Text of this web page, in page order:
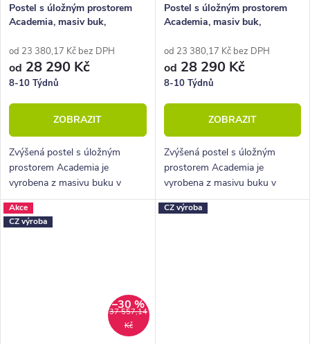
Postel s úložným prostorem
Academia, masiv buk,
od 23 380,17 Kč bez DPH
od 28 290 Kč
8-10 Týdnů
ZOBRAZIT
Zvýšená postel s úložným
prostorem Academia je
vyrobena z masivu buku v
provedení cink. Řadí se mezi
kvalitní české výrobky
nábytkové řady HappyBed. U
Postel s úložným prostorem
Academia, masiv buk,
od 23 380,17 Kč bez DPH
od 28 290 Kč
8-10 Týdnů
ZOBRAZIT
Zvýšená postel s úložným
prostorem Academia je
vyrobena z masivu buku v
provedení cink. Řadí se mezi
kvalitní české výrobky
Akce
CZ výroba
37 557,14
Kč
–30 %
CZ výroba